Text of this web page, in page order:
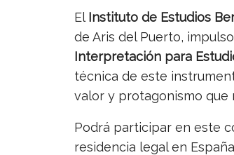
El Instituto de Estudios
de Aris del Puerto,
Interpretación para
técnica de este
valor y protagonismo que
Podrá participar en este
residencia legal en